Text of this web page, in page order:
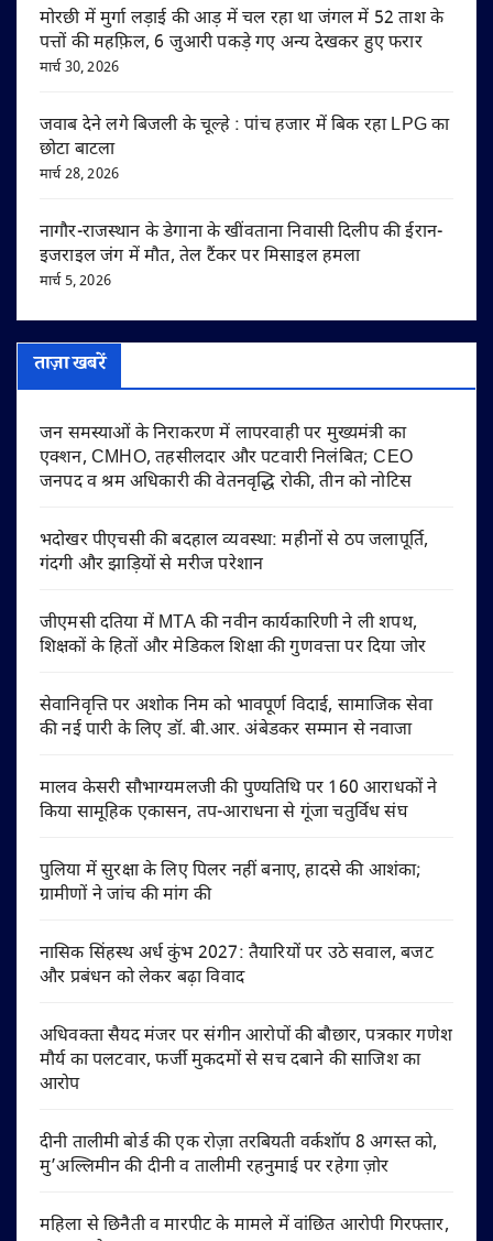
मोरछी में मुर्गा लड़ाई की आड़ में चल रहा था जंगल में 52 ताश के
पत्तों की महफ़िल, 6 जुआरी पकड़े गए अन्य देखकर हुए फरार
मार्च 30, 2026
जवाब देने लगे बिजली के चूल्हे : पांच हजार में बिक रहा LPG का
छोटा बाटला
मार्च 28, 2026
नागौर-राजस्थान के डेगाना के खींवताना निवासी दिलीप की ईरान-
इजराइल जंग में मौत, तेल टैंकर पर मिसाइल हमला
मार्च 5, 2026
ताज़ा खबरें
जन समस्याओं के निराकरण में लापरवाही पर मुख्यमंत्री का
एक्शन, CMHO, तहसीलदार और पटवारी निलंबित; CEO
जनपद व श्रम अधिकारी की वेतनवृद्धि रोकी, तीन को नोटिस
भदोखर पीएचसी की बदहाल व्यवस्था: महीनों से ठप जलापूर्ति,
गंदगी और झाड़ियों से मरीज परेशान
जीएमसी दतिया में MTA की नवीन कार्यकारिणी ने ली शपथ,
शिक्षकों के हितों और मेडिकल शिक्षा की गुणवत्ता पर दिया जोर
सेवानिवृत्ति पर अशोक निम को भावपूर्ण विदाई, सामाजिक सेवा
की नई पारी के लिए डॉ. बी.आर. अंबेडकर सम्मान से नवाजा
मालव केसरी सौभाग्यमलजी की पुण्यतिथि पर 160 आराधकों ने
किया सामूहिक एकासन, तप-आराधना से गूंजा चतुर्विध संघ
पुलिया में सुरक्षा के लिए पिलर नहीं बनाए, हादसे की आशंका;
ग्रामीणों ने जांच की मांग की
नासिक सिंहस्थ अर्ध कुंभ 2027: तैयारियों पर उठे सवाल, बजट
और प्रबंधन को लेकर बढ़ा विवाद
अधिवक्ता सैयद मंजर पर संगीन आरोपों की बौछार, पत्रकार गणेश
मौर्य का पलटवार, फर्जी मुकदमों से सच दबाने की साजिश का
आरोप
दीनी तालीमी बोर्ड की एक रोज़ा तरबियती वर्कशॉप 8 अगस्त को,
मु’अल्लिमीन की दीनी व तालीमी रहनुमाई पर रहेगा ज़ोर
महिला से छिनैती व मारपीट के मामले में वांछित आरोपी गिरफ्तार,